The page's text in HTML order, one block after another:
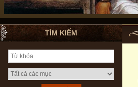
TÌM KIẾM